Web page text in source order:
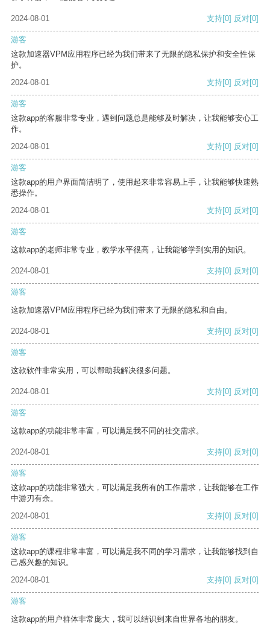
2024-08-01 支持[0] 反对[0]
游客
这款加速器VPM应用程序已经为我们带来了无限的隐私保护和安全性保
护。
2024-08-01
支持[0] 反对[0]
游客
这款app的客服非常专业，遇到问题总是能够及时解决，让我能够安心工
作。
2024-08-01
支持[0] 反对[0]
游客
这款app的用户界面简洁明了，使用起来非常容易上手，让我能够快速熟
悉操作。
2024-08-01
支持[0] 反对[0]
游客
这款app的老师非常专业，教学水平很高，让我能够学到实用的知识。
2024-08-01 支持[0] 反对[0]
游客
这款加速器VPM应用程序已经为我们带来了无限的隐私和自由。
2024-08-01 支持[0] 反对[0]
游客
这款软件非常实用，可以帮助我解决很多问题。
2024-08-01 支持[0] 反对[0]
游客
这款app的功能非常丰富，可以满足我不同的社交需求。
2024-08-01 支持[0] 反对[0]
游客
这款app的功能非常强大，可以满足我所有的工作需求，让我能够在工作
中游刃有余。
2024-08-01
支持[0] 反对[0]
游客
这款app的课程非常丰富，可以满足我不同的学习需求，让我能够找到自
己感兴趣的知识。
2024-08-01
支持[0] 反对[0]
游客
这款app的用户群体非常庞大，我可以结识到来自世界各地的朋友。